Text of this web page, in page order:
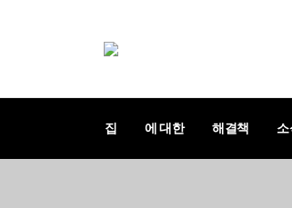
집 에 대한 해결책